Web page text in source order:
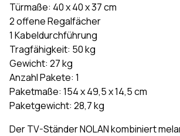
Türmaße: 40 x 40 x 37 cm
2 offene Regalfächer
1 Kabeldurchführung
Tragfähigkeit: 50 kg
Gewicht: 27 kg
Anzahl Pakete: 1
Paketmaße: 154 x 49,5 x 14,5 cm
Paketgewicht: 28,7 kg
Der TV-Ständer NOLAN kombiniert